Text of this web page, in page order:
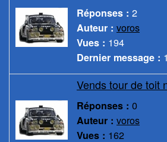
Réponses : 2
Auteur : voros
Vues : 194
Dernier message :
Vends tour de toit
Réponses : 0
Auteur : voros
Vues : 162